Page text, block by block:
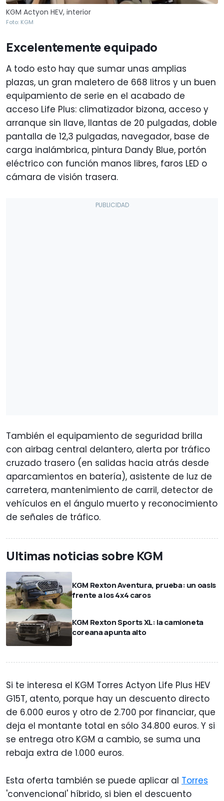
KGM Actyon HEV, interior
Foto: KGM
Excelentemente equipado
A todo esto hay que sumar unas amplias
plazas, un gran maletero de 668 litros y un buen
equipamiento de serie en el acabado de
acceso Life Plus: climatizador bizona, acceso y
arranque sin llave, llantas de 20 pulgadas, doble
pantalla de 12,3 pulgadas, navegador, base de
carga inalámbrica, pintura Dandy Blue, portón
eléctrico con función manos libres, faros LED o
cámara de visión trasera.
También el equipamiento de seguridad brilla
con airbag central delantero, alerta por tráfico
cruzado trasero (en salidas hacia atrás desde
aparcamientos en batería), asistente de luz de
carretera, mantenimiento de carril, detector de
vehículos en el ángulo muerto y reconocimiento
de señales de tráfico.
Ultimas noticias sobre KGM
KGM Rexton Aventura, prueba: un oasis
frente a los 4x4 caros
KGM Rexton Sports XL: la camioneta
coreana apunta alto
Si te interesa el KGM Torres Actyon Life Plus HEV
G15T, atento, porque hay un descuento directo
de 6.000 euros y otro de 2.700 por financiar, que
deja el montante total en sólo 34.800 euros. Y si
se entrega otro KGM a cambio, se suma una
rebaja extra de 1.000 euros.
Esta oferta también se puede aplicar al Torres
'convencional' híbrido, si bien el descuento